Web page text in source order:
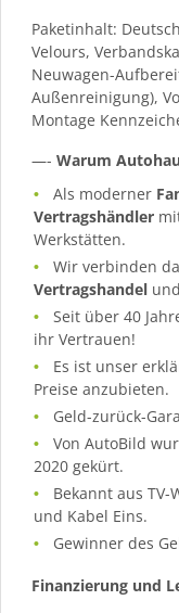
Paketinhalt:
Velours,
Neuwagen-
Außenreinigung),
Montage
—- Warum
Als moderner
Vertragshändler
Werkstätten.
Wir verbinden
Vertragshandel
Seit über 40
ihr Vertrauen!
Es ist unser
Preise anzubieten.
Geld-zurück-
Von AutoBild
2020 gekürt.
Bekannt aus TV-
und Kabel Eins.
Gewinner des
Finanzierung und